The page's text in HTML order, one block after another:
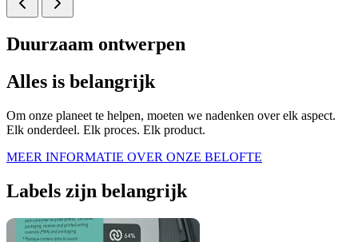
Duurzaam ontwerpen
Alles is belangrijk
Om onze planeet te helpen, moeten we nadenken over elk aspect.
Elk onderdeel. Elk proces. Elk product.
MEER INFORMATIE OVER ONZE BELOFTE
Labels zijn belangrijk